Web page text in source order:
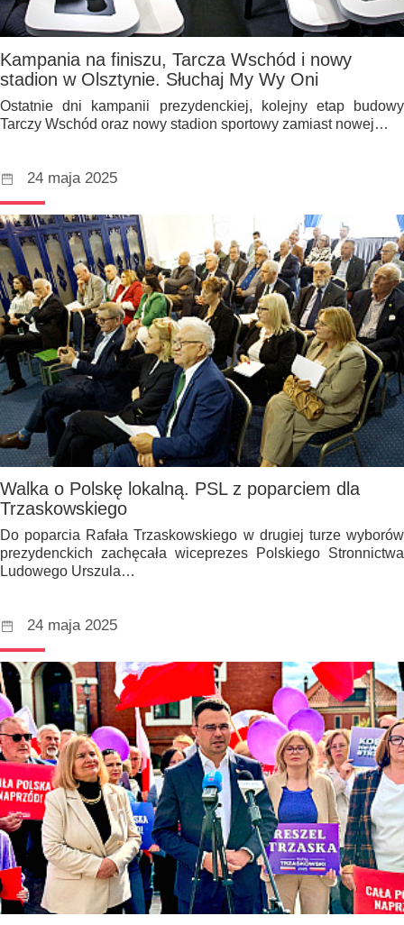
Kampania na finiszu, Tarcza Wschód i nowy
stadion w Olsztynie. Słuchaj My Wy Oni
Ostatnie dni kampanii prezydenckiej, kolejny etap budowy
Tarczy Wschód oraz nowy stadion sportowy zamiast nowej…
24 maja 2025
Walka o Polskę lokalną. PSL z poparciem dla
Trzaskowskiego
Do poparcia Rafała Trzaskowskiego w drugiej turze wyborów
prezydenckich zachęcała wiceprezes Polskiego Stronnictwa
Ludowego Urszula…
24 maja 2025